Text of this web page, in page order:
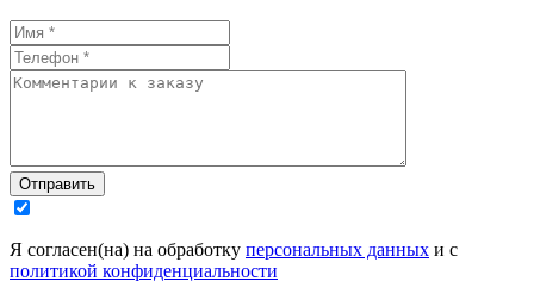
Отправить
Я согласен(на) на обработку персональных данных и с
политикой конфиденциальности